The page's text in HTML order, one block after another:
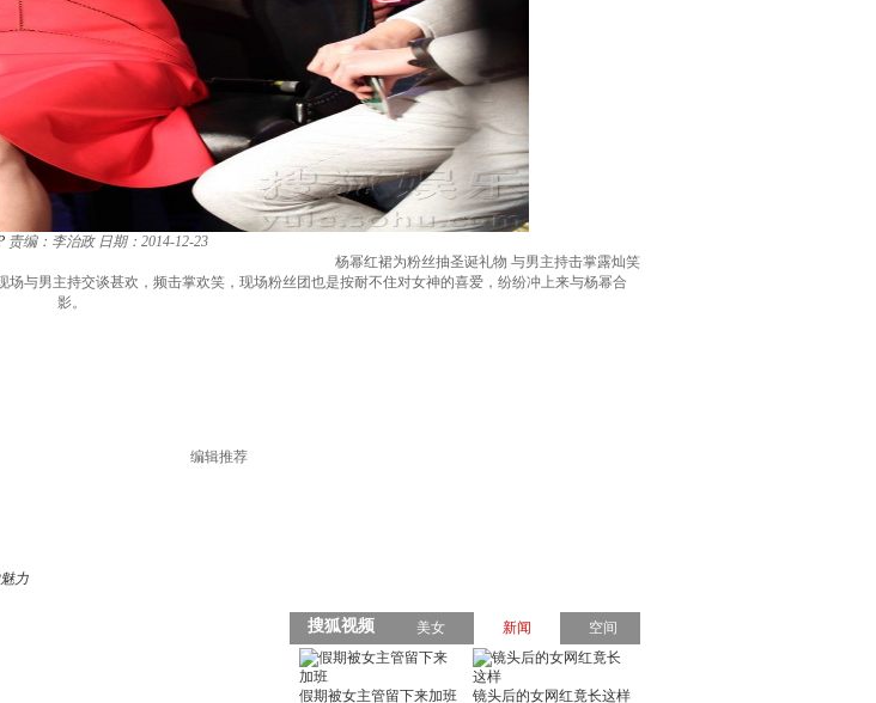
责编：李治政 日期：2014-12-23
杨幂红裙为粉丝抽圣诞礼物 与男主持击掌露灿笑
与男主持交谈甚欢，频击掌欢笑，现场粉丝团也是按耐不住对女神的喜爱，纷纷冲上来与杨幂合
影。
编辑推荐
力